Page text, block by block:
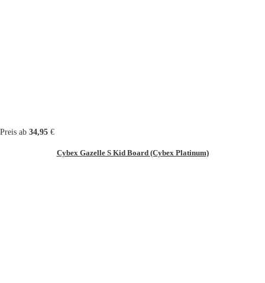
Preis ab 34,95 €
Cybex Gazelle S Kid Board (Cybex Platinum)